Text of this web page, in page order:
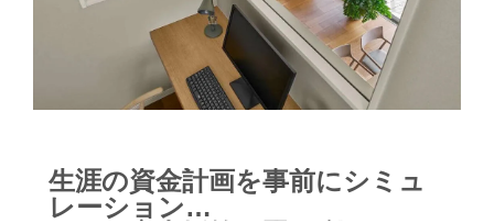
生涯の資金計画を事前にシミュ
レーション